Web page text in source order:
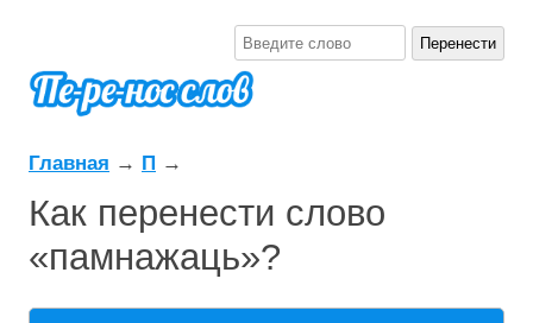
Главная → П →
Как перенести слово
«памнажаць»?